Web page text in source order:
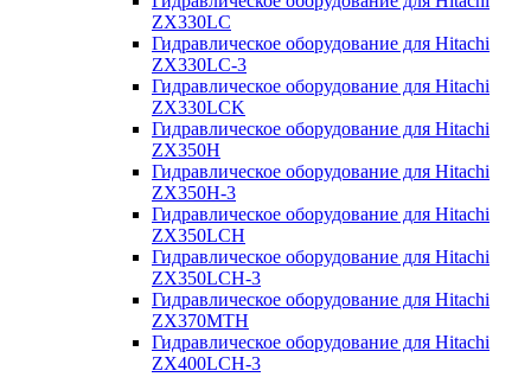
ZX330LC
Гидравлическое оборудование для Hitachi
ZX330LC-3
Гидравлическое оборудование для Hitachi
ZX330LCK
Гидравлическое оборудование для Hitachi
ZX350H
Гидравлическое оборудование для Hitachi
ZX350H-3
Гидравлическое оборудование для Hitachi
ZX350LCH
Гидравлическое оборудование для Hitachi
ZX350LCH-3
Гидравлическое оборудование для Hitachi
ZX370MTH
Гидравлическое оборудование для Hitachi
ZX400LCH-3